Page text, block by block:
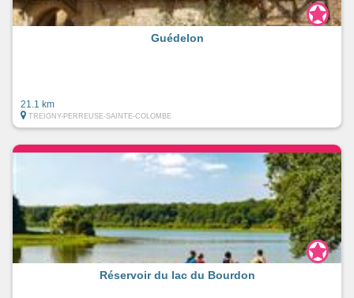
Guédelon
21.1 km
TREIGNY-PERREUSE-SAINTE-COLOMBE
Réservoir du lac du Bourdon